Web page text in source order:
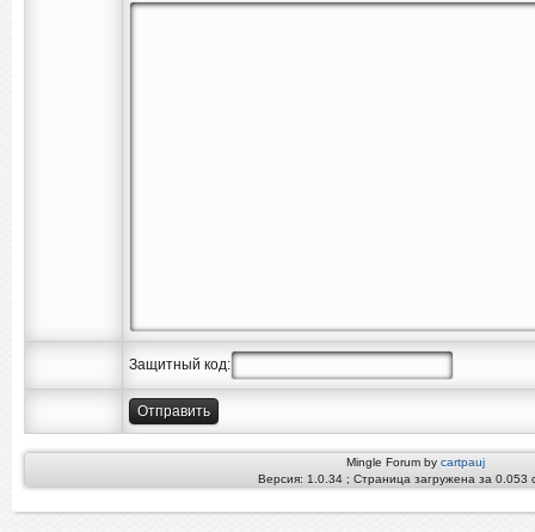
Защитный код:
Mingle Forum by cartpauj
Версия: 1.0.34 ; Страница загружена за 0.053